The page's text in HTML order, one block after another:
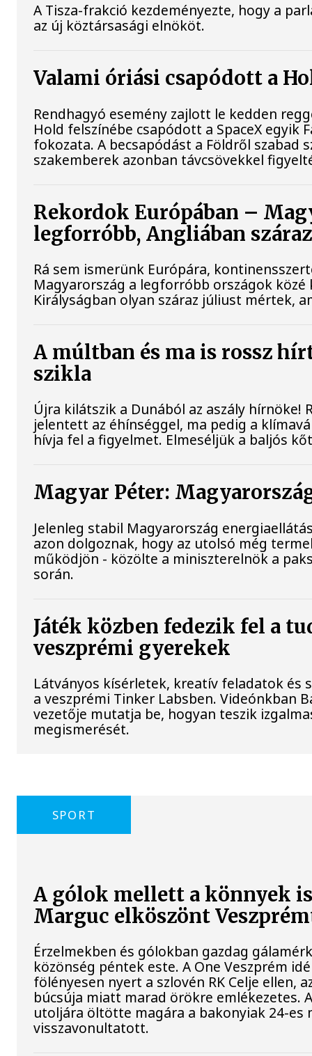
A Tisza-frakció kezdeményezte, hogy a
az új köztársasági elnököt.
Valami óriási csapódott a
Rendhagyó esemény zajlott le kedden
Hold felszínébe csapódott a SpaceX egyik
fokozata. A becsapódást a Földről szabad
szakemberek azonban távcsövekkel
Rekordok Európában –
legforróbb, Angliában
Rá sem ismerünk Európára,
Magyarország a legforróbb országok
Királyságban olyan száraz júliust mértek,
A múltban és ma is rossz
szikla
Újra kilátszik a Dunából az aszály hírnöke!
jelentett az éhínséggel, ma pedig a
hívja fel a figyelmet. Elmeséljük a baljós
Magyar Péter:
Jelenleg stabil Magyarország
azon dolgoznak, hogy az utolsó még
működjön - közölte a miniszterelnök a
során.
Játék közben fedezik fel a
veszprémi gyerekek
Látványos kísérletek, kreatív feladatok és
a veszprémi Tinker Labsben. Videónkban
vezetője mutatja be, hogyan teszik
megismerését.
SPORT
A gólok mellett a könnyek
Marguc elköszönt
Érzelmekben és gólokban gazdag
közönség péntek este. A One Veszprém
fölényesen nyert a szlovén RK Celje ellen,
búcsúja miatt marad örökre emlékezetes.
utoljára öltötte magára a bakonyiak 24-es
visszavonultatott.